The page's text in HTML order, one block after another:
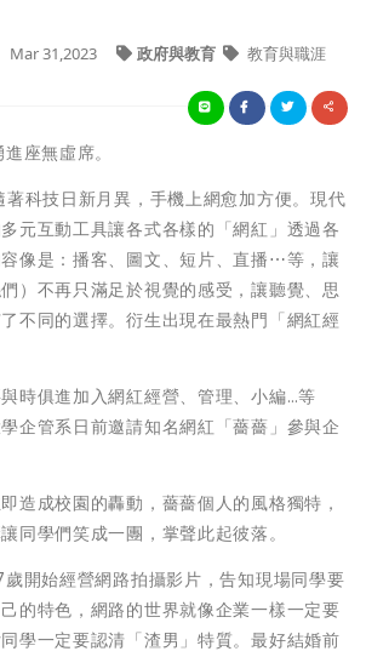
Mar 31,2023 政府與教育 教育與職涯
座無虛席。
著科技日新月異，手機上網愈加方便。現代
元互動工具讓各式各樣的「網紅」透過各
像是：播客、圖文、短片、直播⋯等，讓
）不再只滿足於視覺的感受，讓聽覺、思
不同的選擇。衍生出現在最熱門「網紅經
時俱進加入網紅經營、管理、小編…等
企管系日前邀請知名網紅「薔薔」參與企
造成校園的轟動，薔薔個人的風格獨特，
同學們笑成一團，掌聲此起彼落。
開始經營網路拍攝影片，告知現場同學要
的特色，網路的世界就像企業一樣一定要
學一定要認清「渣男」特質。最好結婚前